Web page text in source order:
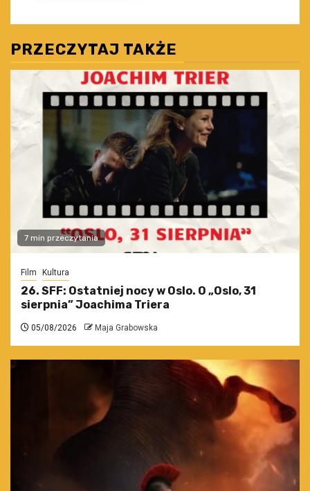
PRZECZYTAJ TAKŻE
7 min przeczytania
Film Kultura
26. SFF: Ostatniej nocy w Oslo. O „Oslo, 31
sierpnia” Joachima Triera
05/08/2026 Maja Grabowska